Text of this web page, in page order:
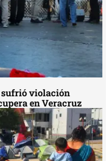
sufrió violación
en Veracruz